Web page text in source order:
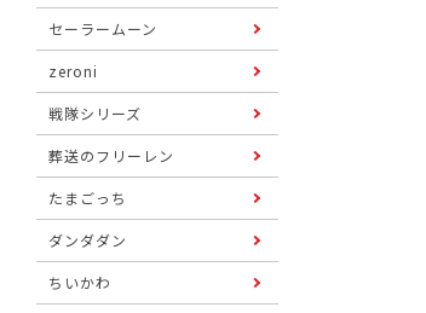
セーラームーン
zeroni
戦隊シリーズ
葬送のフリーレン
たまごっち
ダンダダン
ちいかわ